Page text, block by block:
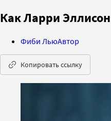
Как Ларри
Фиби ЛьюАвтор
Копировать ссылку